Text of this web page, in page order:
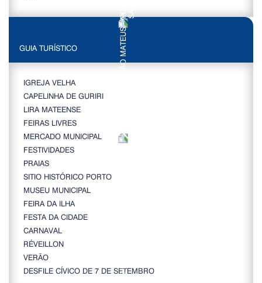
GUIA TURÍSTICO
IGREJA VELHA
CAPELINHA DE GURIRI
LIRA MATEENSE
FEIRAS LIVRES
MERCADO MUNICIPAL
FESTIVIDADES
PRAIAS
SITIO HISTÓRICO PORTO
MUSEU MUNICIPAL
FEIRA DA ILHA
FESTA DA CIDADE
CARNAVAL
RÉVEILLON
VERÃO
DESFILE CÍVICO DE 7 DE SETEMBRO